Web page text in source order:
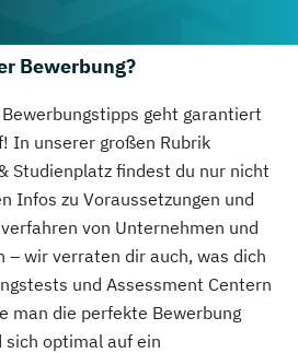
Bewerbung?
geht garantiert
In unserer großen Rubrik
Studienplatz findest du nur nicht
Infos zu Voraussetzungen und
von Unternehmen und
– wir verraten dir auch, was dich
und Assessment Centern
man die perfekte Bewerbung
sich optimal auf ein